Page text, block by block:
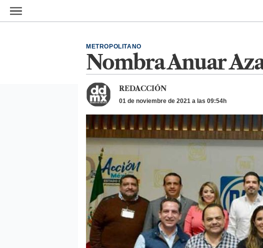
Ir al contenido principal
Nombra Anuar
METROPOLITANO
REDACCIÓN
01 de noviembre de 2021 a las 09:54h